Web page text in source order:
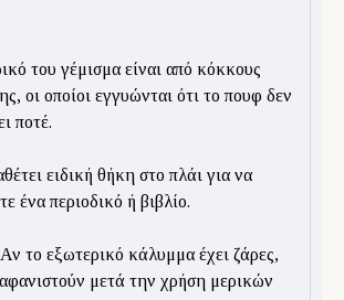
του γέμισμα είναι από κόκκους
οι οποίοι εγγυώνται ότι το πουφ δεν
ποτέ.
ειδική θήκη στο πλάι για να
ένα περιοδικό ή βιβλίο.
το εξωτερικό κάλυμμα έχει ζάρες,
μετά την χρήση μερικών